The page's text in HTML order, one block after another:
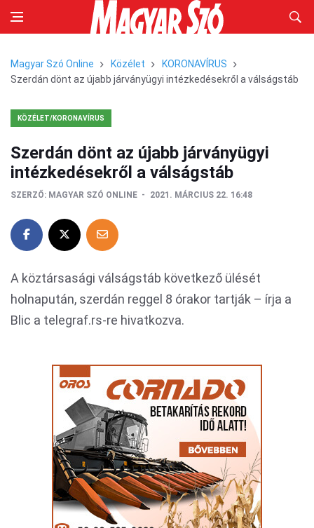
Magyar Szó Online Közélet
KORONAVÍRUS
Szerdán dönt az újabb járványügyi intézkedésekről a válságstáb
KÖZÉLET/KORONAVÍRUS
Szerdán dönt az újabb járványügyi
intézkedésekről a válságstáb
SZERZŐ: MAGYAR SZÓ ONLINE 2021. MÁRCIUS 22. 16:48
A köztársasági válságstáb következő ülését
holnapután, szerdán reggel 8 órakor tartják – írja a
Blic a telegraf.rs-re hivatkozva.